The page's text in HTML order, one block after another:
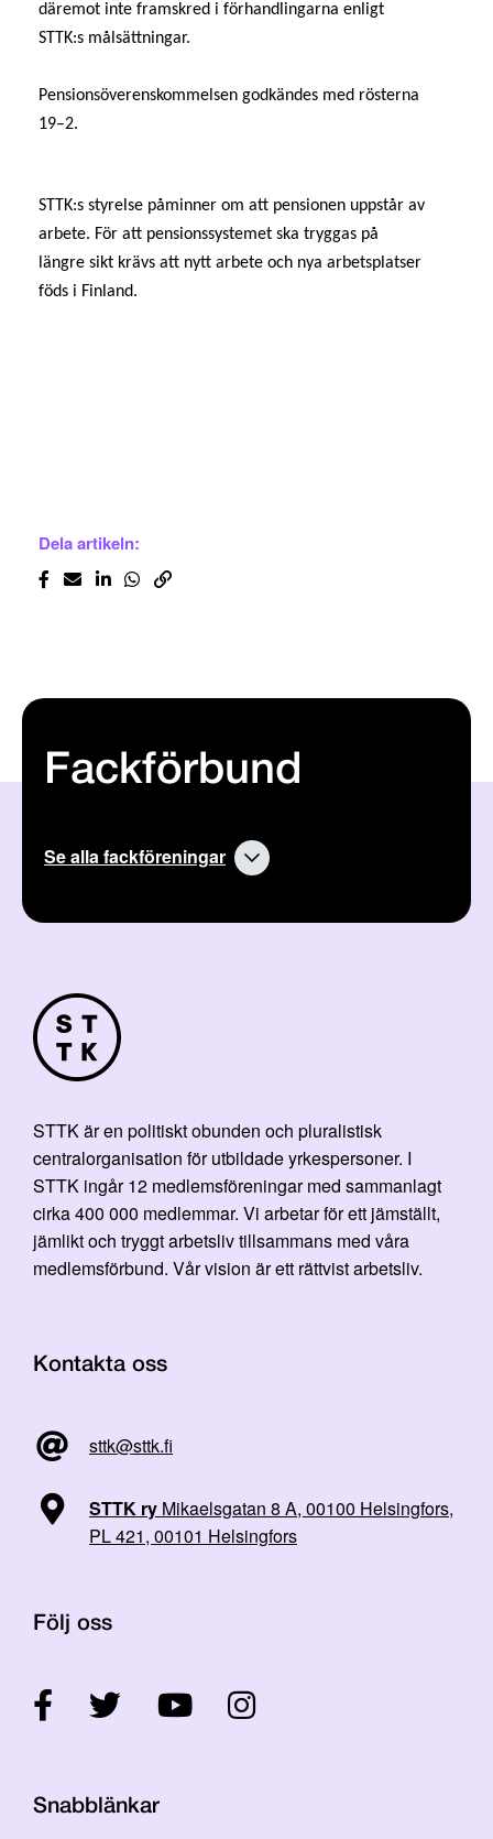
däremot inte framskred i förhandlingarna enligt
STTK:s målsättningar.
Pensionsöverenskommelsen godkändes med rösterna
19–2.
STTK:s styrelse påminner om att pensionen uppstår av
arbete. För att pensionssystemet ska tryggas på
längre sikt krävs att nytt arbete och nya arbetsplatser
föds i Finland.
Dela artikeln:
Fackförbund
Se alla fackföreningar
STTK är en politiskt obunden och pluralistisk
centralorganisation för utbildade yrkespersoner. I
STTK ingår 12 medlemsföreningar med sammanlagt
cirka 400 000 medlemmar. Vi arbetar för ett jämställt,
jämlikt och tryggt arbetsliv tillsammans med våra
medlemsförbund. Vår vision är ett rättvist arbetsliv.
Kontakta oss
sttk@sttk.fi
STTK ry Mikaelsgatan 8 A, 00100 Helsingfors,
PL 421, 00101 Helsingfors
Följ oss
Snabblänkar